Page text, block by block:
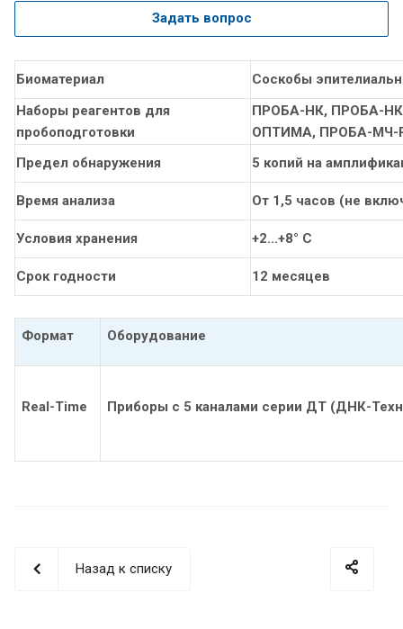
Задать вопрос
Биоматериал
Соскобы
Наборы реагентов для
пробоподготовки
ПРОБА-НК, ПРОБА-
ОПТИМА, ПРОБА-МЧ-
Предел обнаружения
5 копий на
Время анализа От 1,5 часов (не
Условия хранения +2...+8° С
Срок годности 12 месяцев
Формат Оборудование
Real-Time Приборы с 5 каналами серии ДТ (ДНК-
Назад к списку